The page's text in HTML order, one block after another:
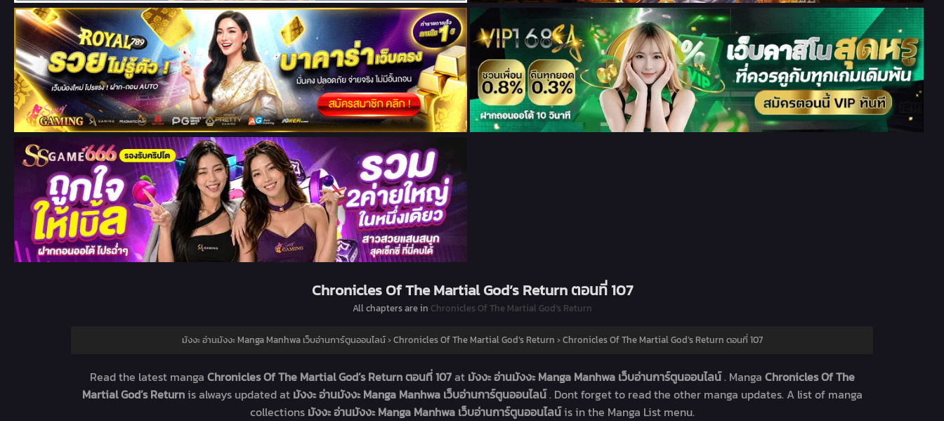
Chronicles Of The Martial God’s Return ตอนที่ 107
All chapters are in Chronicles Of The Martial God’s Return
มังงะ อ่านมังงะ Manga Manhwa เว็บอ่านการ์ตูนออนไลน์›Chronicles Of The Martial God’s Return ›Chronicles Of The Martial God’s Return ตอนที่ 107
Read the latest manga Chronicles Of The Martial God’s Return ตอนที่ 107at มังงะ อ่านมังงะ Manga Manhwa เว็บอ่านการ์ตูนออนไลน์. Manga Chronicles Of The
Martial God’s Returnis always updated at มังงะ อ่านมังงะ Manga Manhwa เว็บอ่านการ์ตูนออนไลน์. Dont forget to read the other manga updates. A list of manga
collections มังงะ อ่านมังงะ Manga Manhwa เว็บอ่านการ์ตูนออนไลน์is in the Manga List menu.